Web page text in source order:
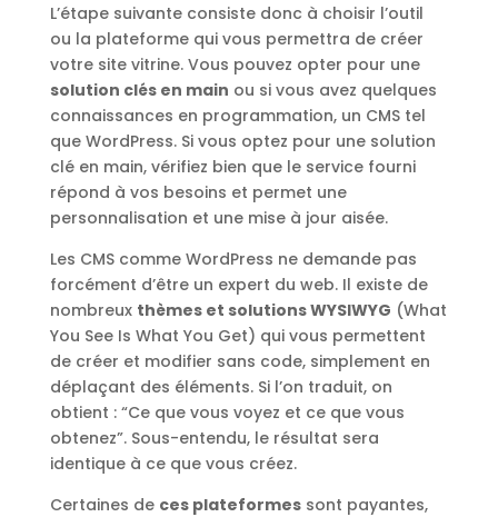
L’étape suivante consiste donc à choisir l’outil
ou la plateforme qui vous permettra de créer
votre site vitrine. Vous pouvez opter pour une
solution clés en main ou si vous avez quelques
connaissances en programmation, un CMS tel
que WordPress. Si vous optez pour une solution
clé en main, vérifiez bien que le service fourni
répond à vos besoins et permet une
personnalisation et une mise à jour aisée.
Les CMS comme WordPress ne demande pas
forcément d’être un expert du web. Il existe de
nombreux thèmes et solutions WYSIWYG (What
You See Is What You Get) qui vous permettent
de créer et modifier sans code, simplement en
déplaçant des éléments. Si l’on traduit, on
obtient : “Ce que vous voyez et ce que vous
obtenez”. Sous-entendu, le résultat sera
identique à ce que vous créez.
Certaines de ces plateformessont payantes,